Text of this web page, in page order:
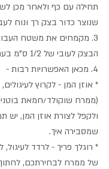
תחילה עם כף ולאחר מכן
שנוצר כדור בצק רך ונוח
3. מקמחים את משטח
הבצק לעובי של 1/2 ס"מ בערך.
4. מכאן האפשרויות רבות -
* אוזן המן - לקרוץ לעיגולים,
(ממרח שוקולד/חמאת
ולקפל לצורת אוזן המן, יש
שמסבירה איך.
* רוגלך פריך - לרדד
של ממרח לבחירתכם,